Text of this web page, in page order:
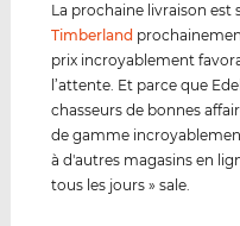
La prochaine livraison est
Timberland
prix incroyablement
l’attente. Et parce que
chasseurs de bonnes
de gamme
à d'autres magasins en
tous les jours » sale.